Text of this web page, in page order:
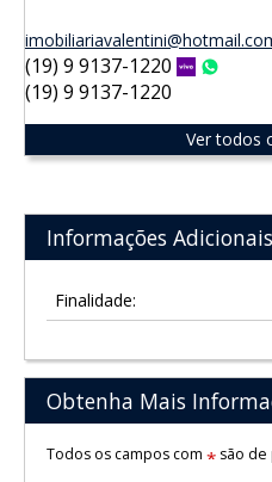
(19) 9 9137-1220 Vivo
(19) 9 9137-1220
Ver todos
Informações Adicionais
Finalidade:
Obtenha Mais
Todos os campos com *são de